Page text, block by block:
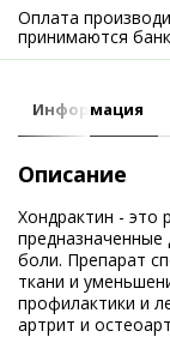
Оплата
принимаются
Информация
Описание
Хондрактин - это
боли. Препарат
ткани и
профилактики и
артрит и